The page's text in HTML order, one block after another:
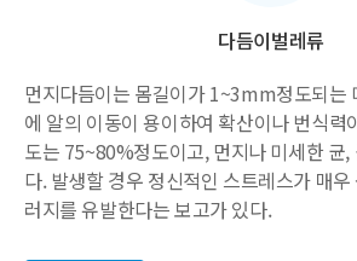
다듬이벌레류
먼지다듬이는 몸길이가 1~3mm정도되는
에 알의 이동이 용이하여 확산이나 번식력
도는 75~80%정도이고, 먼지나 미세한 균,
다. 발생할 경우 정신적인 스트레스가 매
러지를 유발한다는 보고가 있다.